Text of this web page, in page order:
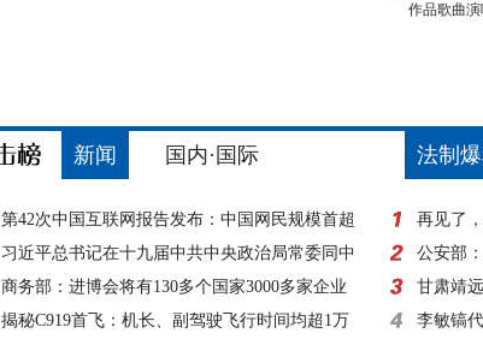
作品歌曲
新闻 国内·国际
第42次中国互联网报告发布：中国网民规模首超
8亿
习近平总书记在十九届中共中央政治局常委同中
外记者见面时的讲
商务部：进博会将有130多个国家3000多家企业
参展
揭秘C919首飞：机长、副驾驶飞行时间均超1万
法制
再见了
出手，1
公安部
一律立
甘肃靖
零距离
李敏镐